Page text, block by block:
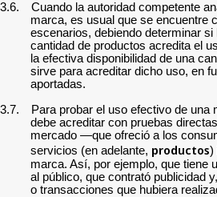
3.6.
Cuando la autoridad competente
marca, es usual que se encuentre
escenarios, debiendo determinar
cantidad de productos acredita el
la efectiva disponibilidad de una
sirve para acreditar dicho uso, en
aportadas.
3.7.
Para probar el uso efectivo de una
debe acreditar con pruebas
mercado —que ofreció a los
servicios (en adelante, productos)
marca. Así, por ejemplo, que tiene
al público, que contrató publicidad
o transacciones que hubiera